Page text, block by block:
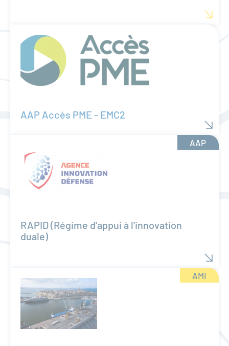
AAP Accès PME - EMC2
AAP
RAPID (Régime d'appui à l'innovation
duale)
AMI